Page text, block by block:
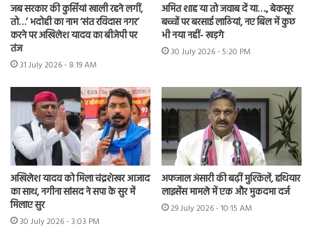
जब सरकार की कुर्सियां खाली रहने लगीं,
तो…’ भदोही का नाम ‘संत रविदास नगर’
करने पर अखिलेश यादव का बीजेपी पर
तंज
31 July 2026 - 8:19 AM
अमित शाह या तो जवाब दें या…., बेकसूर
बच्चों पर बरसाई लाठियां, नए बिल में कुछ
भी नया नहीं- खड़गे
30 July 2026 - 5:20 PM
अखिलेश यादव को मिला चंद्रशेखर आजाद
का साथ, नगीना सांसद ने सपा के सुर में
मिलाए सुर
30 July 2026 - 3:03 PM
अफजाल अंसारी की बढ़ीं मुश्किलें, हथियार
लाइसेंस मामले में एक और मुकदमा दर्ज
29 July 2026 - 10:15 AM